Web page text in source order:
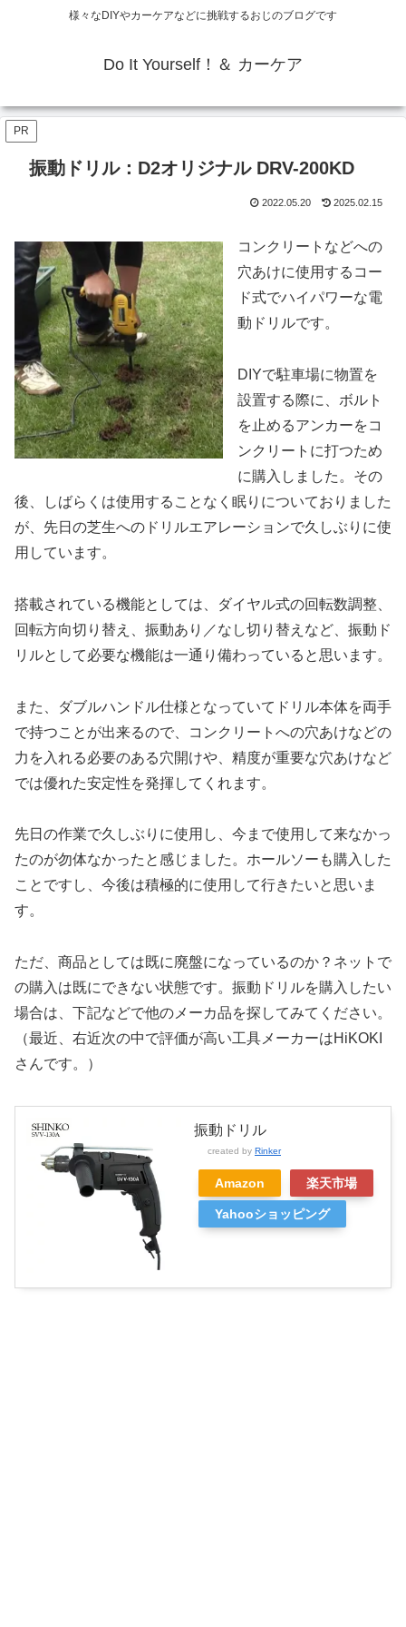
様々なDIYやカーケアなどに挑戦するおじのブログです
Do It Yourself！＆ カーケア
PR
振動ドリル：D2オリジナル DRV-200KD
2022.05.20 2025.02.15
コンクリートなどへの
穴あけに使用するコー
ド式でハイパワーな電
動ドリルです。
DIYで駐車場に物置を
設置する際に、ボルト
を止めるアンカーをコ
ンクリートに打つため
に購入しました。その
後、しばらくは使用することなく眠りについておりました
が、先日の芝生へのドリルエアレーションで久しぶりに使
用しています。
搭載されている機能としては、ダイヤル式の回転数調整、
回転方向切り替え、振動あり／なし切り替えなど、振動ド
リルとして必要な機能は一通り備わっていると思います。
また、ダブルハンドル仕様となっていてドリル本体を両手
で持つことが出来るので、コンクリートへの穴あけなどの
力を入れる必要のある穴開けや、精度が重要な穴あけなど
では優れた安定性を発揮してくれます。
先日の作業で久しぶりに使用し、今まで使用して来なかっ
たのが勿体なかったと感じました。ホールソーも購入した
ことですし、今後は積極的に使用して行きたいと思いま
す。
ただ、商品としては既に廃盤になっているのか？ネットで
の購入は既にできない状態です。振動ドリルを購入したい
場合は、下記などで他のメーカ品を探してみてください。
（最近、右近次の中で評価が高い工具メーカーはHiKOKI
さんです。）
振動ドリル
created by Rinker
Amazon 楽天市場
Yahooショッピング